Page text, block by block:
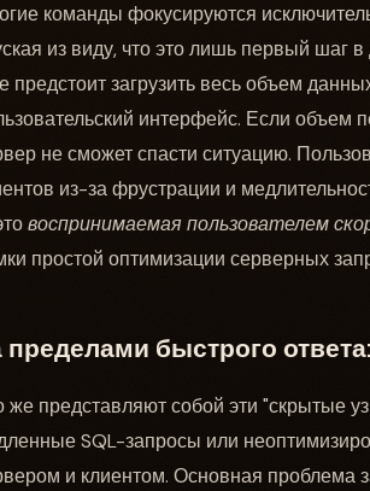
команды фокусируются
из виду, что это лишь первый шаг
предстоит загрузить весь объем
интерфейс. Если
не сможет спасти ситуацию.
из-за фрустрации и
воспринимаемая пользователем
простой оптимизации серверных
пределами быстрого
же представляют собой эти "скрытые
SQL-запросы или
и клиентом. Основная проблема